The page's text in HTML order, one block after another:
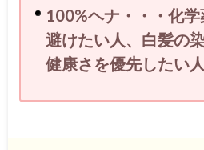
100%ヘナ・・・化
避けたい人、白髪の
健康さを優先したい